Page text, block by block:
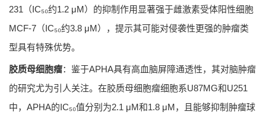
231（IC₅₀约1.2 μM）的抑制作用显著强于雌激素受体阳性细胞
MCF-7（IC₅₀约3.8 μM），提示其可能对侵袭性更强的肿瘤类
型具有特殊优势。
胶质母细胞瘤：鉴于APHA具有高血脑屏障通透性，其对脑肿瘤
的研究尤为引人关注。在胶质母细胞瘤细胞系U87MG和U251
中，APHA的IC₅₀值分别为2.1 μM和1.8 μM，且能够抑制肿瘤球